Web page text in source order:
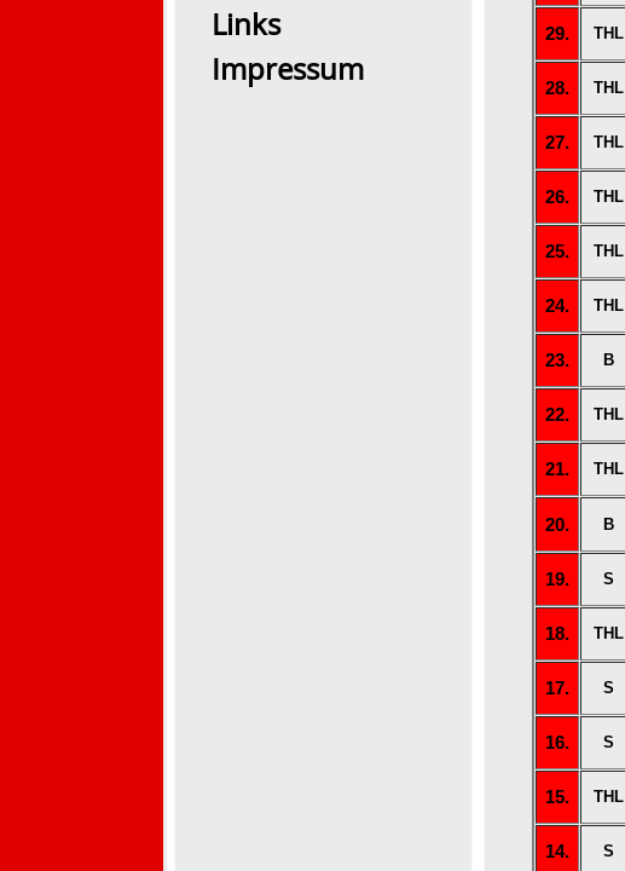
Links
Impressum
29. THL
28. THL
27. THL
26. THL
25. THL
24. THL
23. B
22. THL
21. THL
20. B
19. S
18. THL
17. S
16. S
15. THL
14. S